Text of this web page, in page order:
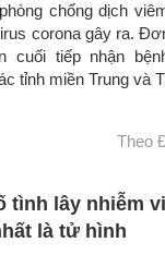
chống dịch
corona gây ra.
cuối tiếp nhận
tỉnh miền Trung và
Theo
tình lây nhiễm
là tử hình